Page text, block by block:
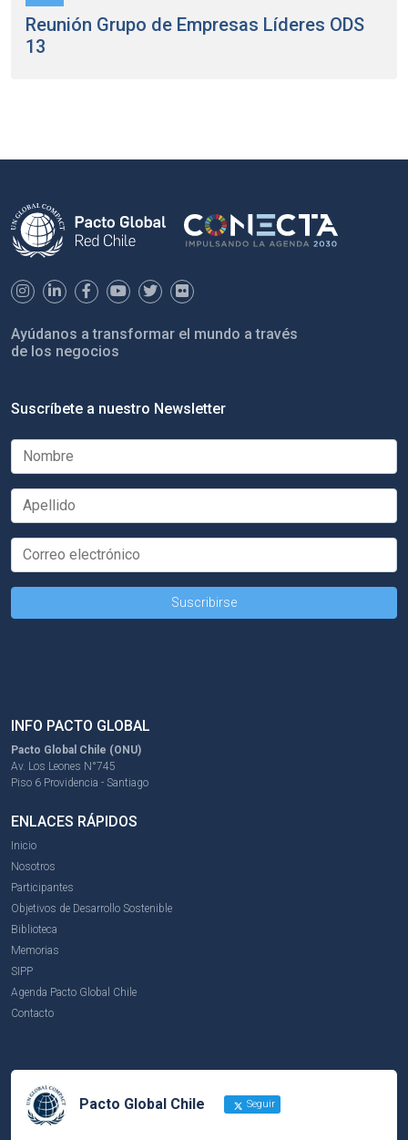
Reunión Grupo de Empresas Líderes ODS
13
Ayúdanos a transformar el mundo a través
de los negocios
Suscríbete a nuestro Newsletter
INFO PACTO GLOBAL
Pacto Global Chile (ONU)
Av. Los Leones N°745
Piso 6 Providencia - Santiago
ENLACES RÁPIDOS
Inicio
Nosotros
Participantes
Objetivos de Desarrollo Sostenible
Biblioteca
Memorias
SIPP
Agenda Pacto Global Chile
Contacto
Pacto Global Chile Seguir